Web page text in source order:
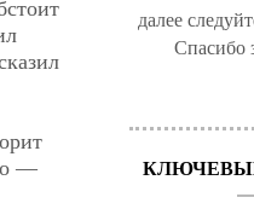
—
далее
Спасибо